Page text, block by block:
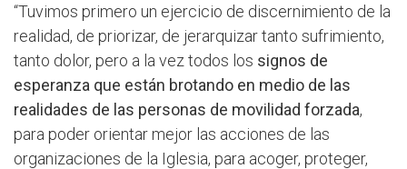
“Tuvimos primero un ejercicio de discernimiento de la
realidad, de priorizar, de jerarquizar tanto sufrimiento,
tanto dolor, pero a la vez todos los signos de
esperanza que están brotando en medio de las
realidades de las personas de movilidad forzada,
para poder orientar mejor las acciones de las
organizaciones de la Iglesia, para acoger, proteger,